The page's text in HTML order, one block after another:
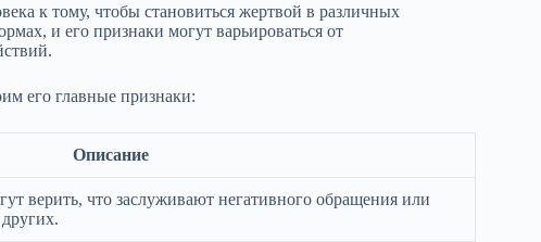
к тому, чтобы становиться жертвой в различных
и его признаки могут варьироваться от
его главные признаки:
Описание
верить, что заслуживают негативного обращения или